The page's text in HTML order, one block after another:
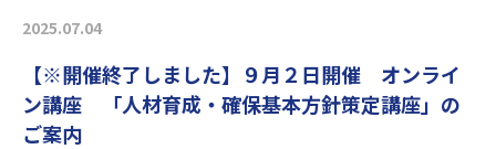
2025.07.04
【※開催終了しました】９月２日開催 オンライ
ン講座 「人材育成・確保基本方針策定講座」の
ご案内